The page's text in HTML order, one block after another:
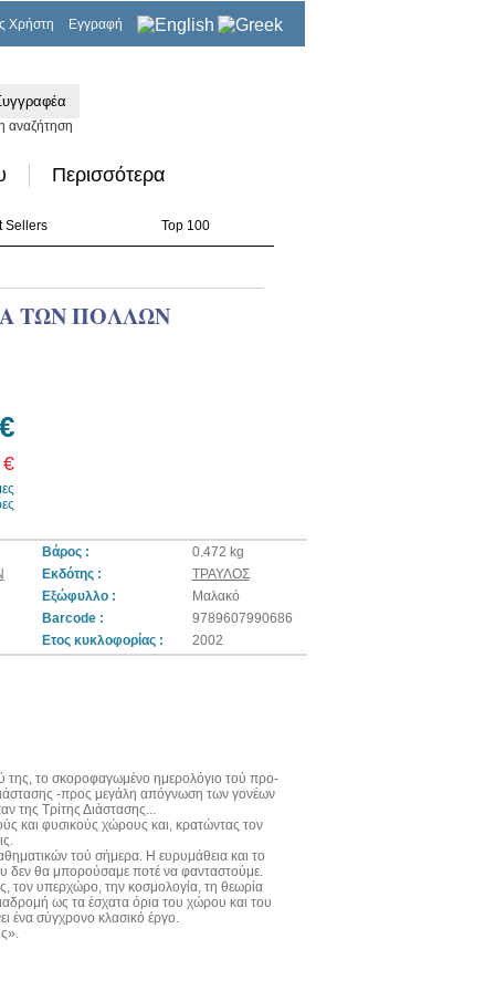
Χρήστη Εγγραφή
αναζήτηση
Περισσότερα
Sellers Top 100
ΤΩΝ ΠΟΛΛΩΝ
€
Βάρος :
0.472 kg
Εκδότης :
ΤΡΑΥΛΟΣ
Εξώφυλλο :
Μαλακό
Barcode :
9789607990686
Ετος κυκλοφορίας :
2002
της, το σκοροφαγωμένο ημερολόγιο τού προ-
-προς μεγάλη απόγνωση των γονέων
της Τρίτης Διάστασης...
και φυσικούς χώρους και, κρατώντας τον
τού σήμερα. Η ευρυμάθεια και το
δεν θα μπορούσαμε ποτέ να φανταστούμε.
τον υπερχώρο, την κοσμολογία, τη θεωρία
ως τα έσχατα όρια του χώρου και του
ένα σύγχρονο κλασικό έργο.